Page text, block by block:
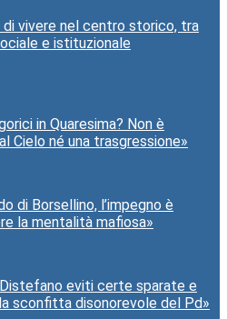
di vivere nel centro storico, tra
e istituzionale
in Quaresima? Non è
Cielo né una trasgressione»
di Borsellino, l’impegno è
la mentalità mafiosa»
eviti certe sparate e
sconfitta disonorevole del Pd»